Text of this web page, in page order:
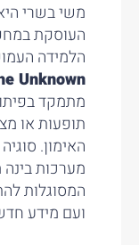
משי בשרי
העוסקת
הלמידה
Unknown
מתמקד
תופעות או
האימון.
מערכות
המסוגלות
ועם מידע